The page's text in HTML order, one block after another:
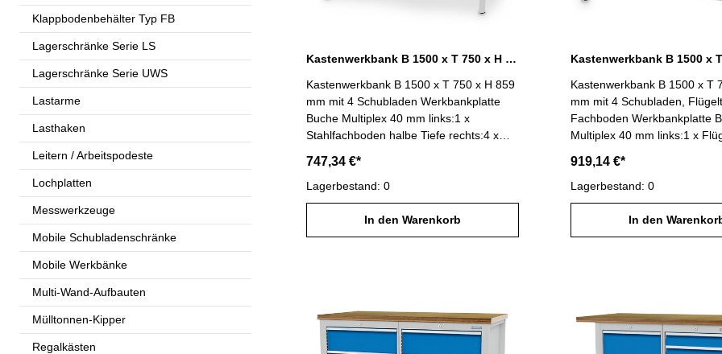
Klappbodenbehälter Typ FB
Lagerschränke Serie LS
Lagerschränke Serie UWS
Lastarme
Lasthaken
Leitern / Arbeitspodeste
Lochplatten
Messwerkzeuge
Mobile Schubladenschränke
Mobile Werkbänke
Multi-Wand-Aufbauten
Mülltonnen-Kipper
Regalkästen
Kastenwerkbank B 1500 x T 750 x H 859 mm mit 4 Schubladen R 18-24
Kastenwerkbank B 1500 x T 750 x H 859
mm mit 4 Schubladen Werkbankplatte
Buche Multiplex 40 mm links:1 x
Stahlfachboden halbe Tiefe rechts:4 x
Vollauszug (VA) 100 %, Tragfähigkeit 100
kgSchubladennutzmaß R 18-24: 450 x
600 mm Tragkraft max. 1000 kg B 1500 x
T 750 x H 859 mm Gehäuse lichtgrau
RAL 7035 / Blenden lichtblau RAL 5012
747,34 €*
Lagerbestand: 0
In den Warenkorb
Kastenwerkbank B 1500 x T
mm mit 4 Schubladen,
Fachboden Werkbankplatte
Multiplex 40 mm links:1 x
Schubladen Fronthöhe 150
Vollauszug (VA) 100 %,
kgSchubladennutzmaß R
600 mm Gesamtbelastung
B 1500 x T 750 x H 859 mm
919,14 €*
Lagerbestand: 0
In den